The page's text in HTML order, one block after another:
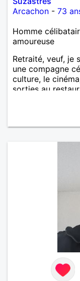
Arcachon - 73
Homme
amoureuse
Retraité, veuf, je
une compagne
culture, le
sorties au